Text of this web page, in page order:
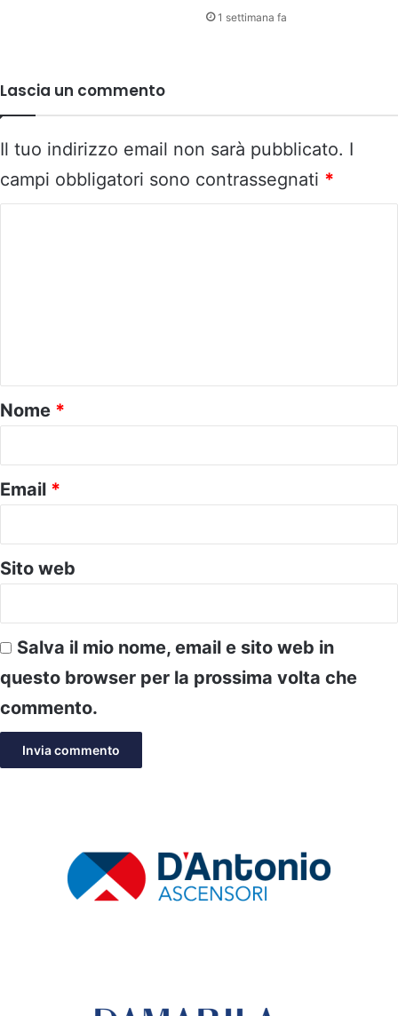
1 settimana fa
Lascia un commento
Il tuo indirizzo email non sarà pubblicato. I
campi obbligatori sono contrassegnati *
o
*
Nome *
Email *
Sito web
Salva il mio nome, email e sito web in
questo browser per la prossima volta che
commento.